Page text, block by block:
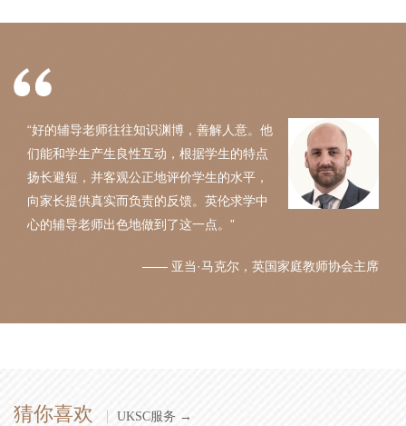
“好的辅导老师往往知识渊博，善解人意。他
们能和学生产生良性互动，根据学生的特点
扬长避短，并客观公正地评价学生的水平，
向家长提供真实而负责的反馈。英伦求学中
心的辅导老师出色地做到了这一点。”
—— 亚当·马克尔，英国家庭教师协会主席
猜你喜欢 UKSC服务 →